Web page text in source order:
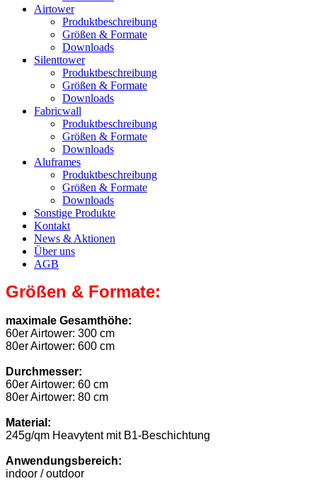
Airtower
Produktbeschreibung
Größen & Formate
Downloads
Silenttower
Produktbeschreibung
Größen & Formate
Downloads
Fabricwall
Produktbeschreibung
Größen & Formate
Downloads
Aluframes
Produktbeschreibung
Größen & Formate
Downloads
Sonstige Produkte
Kontakt
News & Aktionen
Über uns
AGB
Größen & Formate:
maximale Gesamthöhe:
60er Airtower: 300 cm
80er Airtower: 600 cm
Durchmesser:
60er Airtower: 60 cm
80er Airtower: 80 cm
Material:
245g/qm Heavytent mit B1-Beschichtung
Anwendungsbereich:
indoor / outdoor